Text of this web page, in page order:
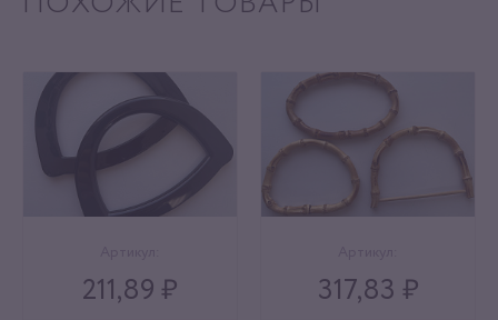
211,89 ₽ 317,83 ₽